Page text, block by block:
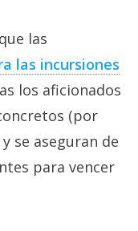
las
las incursiones
los aficionados
(por
se aseguran de
para vencer